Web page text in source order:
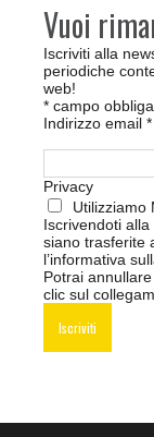
Vuoi
Iscriviti alla
periodiche
web!
* campo
Indirizzo email *
Privacy
Utilizziamo
Iscrivendoti
siano trasferite
l’informativa
Potrai
clic sul